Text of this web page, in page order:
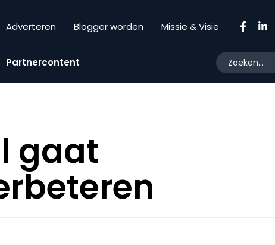
Adverteren Blogger worden Missie & Visie
Partnercontent
gaat